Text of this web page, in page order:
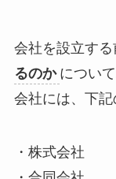
会社を設立す
るのか につい
会社には、下記
・株式会社